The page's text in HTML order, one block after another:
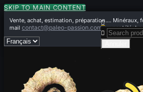
SKIP TO MAIN CONTENT
Vente, achat, estimation, préparation.... Minéraux,
mailcontact@paleo-passion.comou par

